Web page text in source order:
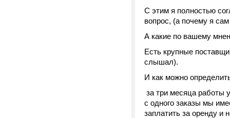
С этим я полностью
вопрос, (а почему я
А какие по вашему
Есть крупные
слышал).
И как можно
за три месяца работы
с одного заказы мы
заплатить за оренду и